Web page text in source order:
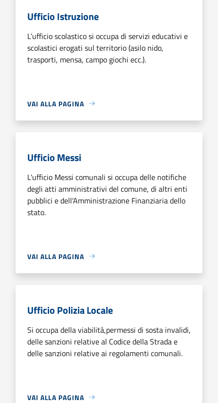
Ufficio Istruzione
L’ufficio scolastico si occupa di servizi educativi e
scolastici erogati sul territorio (asilo nido,
trasporti, mensa, campo giochi ecc.).
VAI ALLA PAGINA
Ufficio Messi
L'ufficio Messi comunali si occupa delle notifiche
degli atti amministrativi del comune, di altri enti
pubblici e dell'Amministrazione Finanziaria dello
stato.
VAI ALLA PAGINA
Ufficio Polizia Locale
Si occupa della viabilità,permessi di sosta invalidi,
delle sanzioni relative al Codice della Strada e
delle sanzioni relative ai regolamenti comunali.
VAI ALLA PAGINA